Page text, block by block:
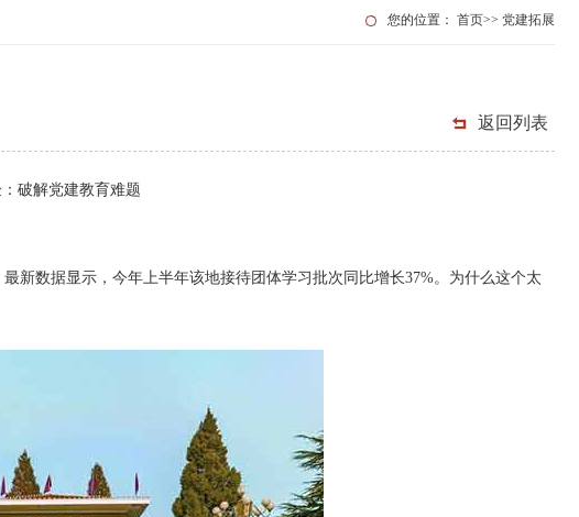
您的位置： 首页>> 党建拓展
返回列表
破解党建教育难题
数据显示，今年上半年该地接待团体学习批次同比增长37%。为什么这个太